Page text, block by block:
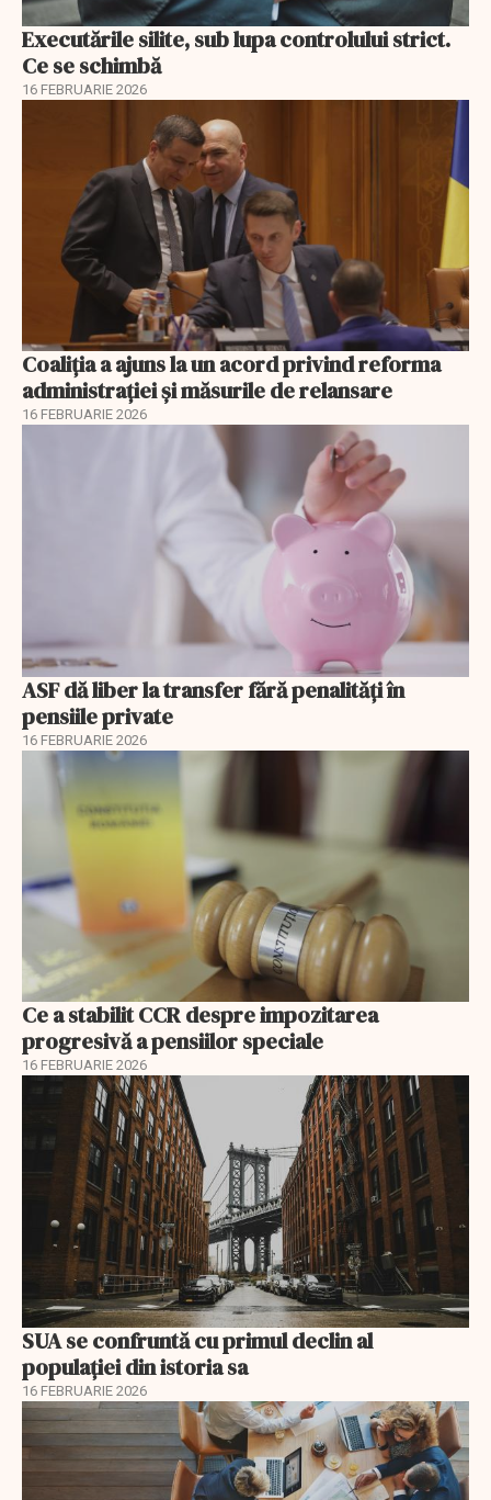
Executările silite, sub lupa controlului strict.
Ce se schimbă
16 FEBRUARIE 2026
Coaliția a ajuns la un acord privind reforma
administrației și măsurile de relansare
16 FEBRUARIE 2026
ASF dă liber la transfer fără penalități în
pensiile private
16 FEBRUARIE 2026
Ce a stabilit CCR despre impozitarea
progresivă a pensiilor speciale
16 FEBRUARIE 2026
SUA se confruntă cu primul declin al
populației din istoria sa
16 FEBRUARIE 2026